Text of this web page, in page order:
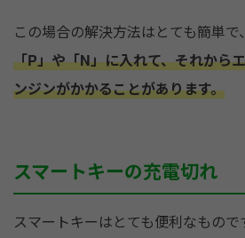
この場合の解決方法はとても簡単で、
「P」や「N」に入れて、それから
ンジンがかかることがあります。
スマートキーの充電切れ
スマートキーはとても便利なもの